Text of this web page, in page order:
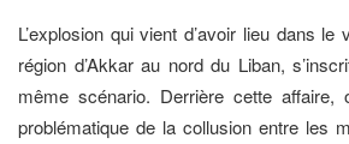
L’explosion qui vient d’avoir lieu dans
région d’Akkar au nord du Liban,
même scénario. Derrière cette affaire,
problématique de la collusion entre les